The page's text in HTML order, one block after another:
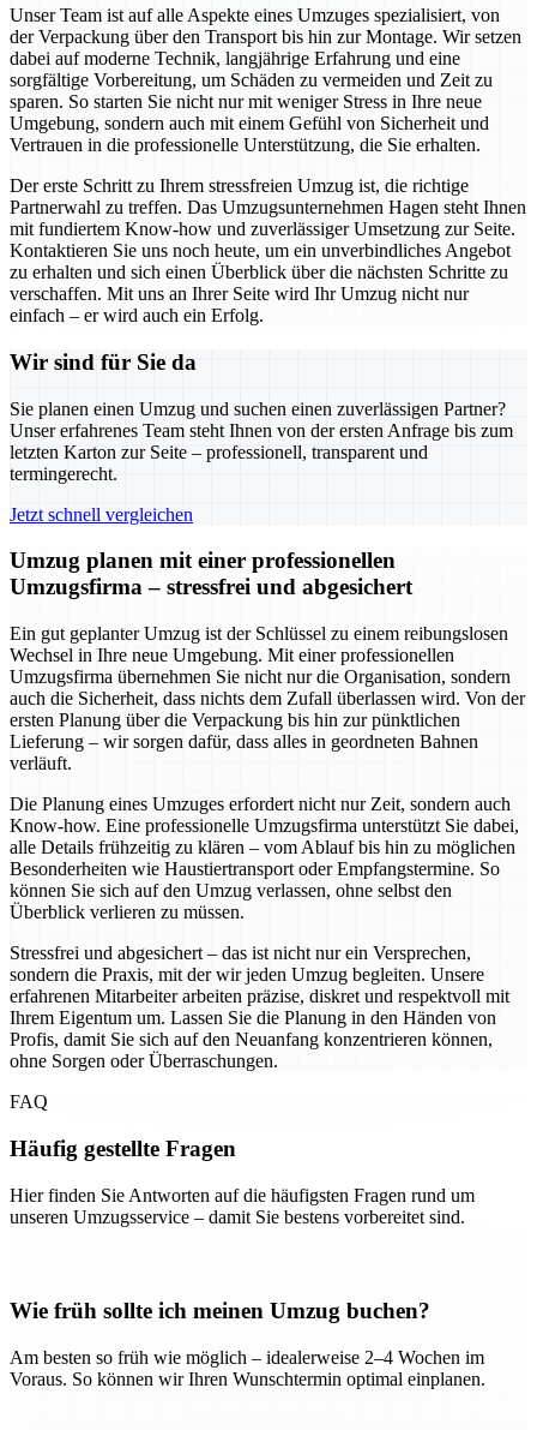
Unser Team ist auf alle Aspekte eines Umzuges spezialisiert, von
der Verpackung über den Transport bis hin zur Montage. Wir setzen
dabei auf moderne Technik, langjährige Erfahrung und eine
sorgfältige Vorbereitung, um Schäden zu vermeiden und Zeit zu
sparen. So starten Sie nicht nur mit weniger Stress in Ihre neue
Umgebung, sondern auch mit einem Gefühl von Sicherheit und
Vertrauen in die professionelle Unterstützung, die Sie erhalten.
Der erste Schritt zu Ihrem stressfreien Umzug ist, die richtige
Partnerwahl zu treffen. Das Umzugsunternehmen Hagen steht Ihnen
mit fundiertem Know-how und zuverlässiger Umsetzung zur Seite.
Kontaktieren Sie uns noch heute, um ein unverbindliches Angebot
zu erhalten und sich einen Überblick über die nächsten Schritte zu
verschaffen. Mit uns an Ihrer Seite wird Ihr Umzug nicht nur
einfach – er wird auch ein Erfolg.
Wir sind für Sie da
Sie planen einen Umzug und suchen einen zuverlässigen Partner?
Unser erfahrenes Team steht Ihnen von der ersten Anfrage bis zum
letzten Karton zur Seite – professionell, transparent und
termingerecht.
Jetzt schnell vergleichen
Umzug planen mit einer professionellen
Umzugsfirma – stressfrei und abgesichert
Ein gut geplanter Umzug ist der Schlüssel zu einem reibungslosen
Wechsel in Ihre neue Umgebung. Mit einer professionellen
Umzugsfirma übernehmen Sie nicht nur die Organisation, sondern
auch die Sicherheit, dass nichts dem Zufall überlassen wird. Von der
ersten Planung über die Verpackung bis hin zur pünktlichen
Lieferung – wir sorgen dafür, dass alles in geordneten Bahnen
verläuft.
Die Planung eines Umzuges erfordert nicht nur Zeit, sondern auch
Know-how. Eine professionelle Umzugsfirma unterstützt Sie dabei,
alle Details frühzeitig zu klären – vom Ablauf bis hin zu möglichen
Besonderheiten wie Haustiertransport oder Empfangstermine. So
können Sie sich auf den Umzug verlassen, ohne selbst den
Überblick verlieren zu müssen.
Stressfrei und abgesichert – das ist nicht nur ein Versprechen,
sondern die Praxis, mit der wir jeden Umzug begleiten. Unsere
erfahrenen Mitarbeiter arbeiten präzise, diskret und respektvoll mit
Ihrem Eigentum um. Lassen Sie die Planung in den Händen von
Profis, damit Sie sich auf den Neuanfang konzentrieren können,
ohne Sorgen oder Überraschungen.
FAQ
Häufig gestellte Fragen
Hier finden Sie Antworten auf die häufigsten Fragen rund um
unseren Umzugsservice – damit Sie bestens vorbereitet sind.
Wie früh sollte ich meinen Umzug buchen?
Am besten so früh wie möglich – idealerweise 2–4 Wochen im
Voraus. So können wir Ihren Wunschtermin optimal einplanen.